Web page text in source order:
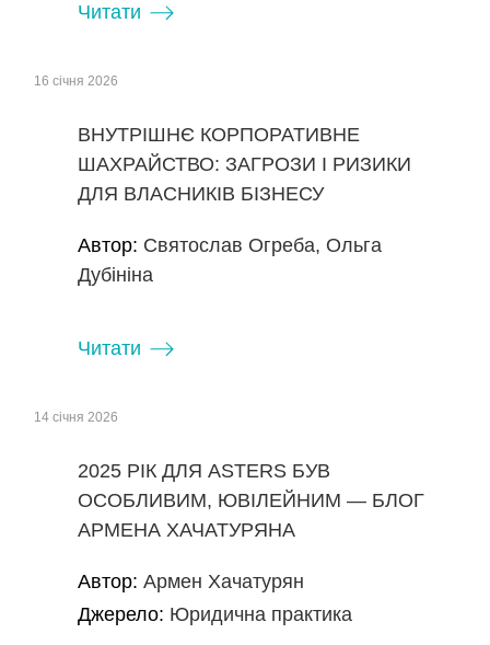
Читати
16 січня 2026
ВНУТРІШНЄ КОРПОРАТИВНЕ
ШАХРАЙСТВО: ЗАГРОЗИ І РИЗИКИ
ДЛЯ ВЛАСНИКІВ БІЗНЕСУ
Автор: Святослав Огреба, Ольга
Дубініна
Читати
14 січня 2026
2025 РІК ДЛЯ ASTERS БУВ
ОСОБЛИВИМ, ЮВІЛЕЙНИМ — БЛОГ
АРМЕНА ХАЧАТУРЯНА
Автор:Армен Хачатурян
Джерело: Юридична практика